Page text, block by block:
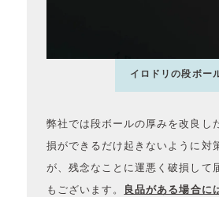
イロドリの段ボー
弊社では段ボールの厚みを改良し
損ができるだけ起きないように対
が、残念なことに運悪く破損して
もございます。 良品がある場合に